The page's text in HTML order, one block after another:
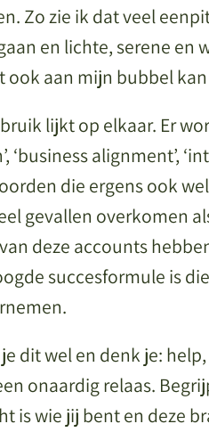
Zo zie ik dat veel
en lichte, serene en
ook aan mijn bubbel
lijkt op elkaar. Er
‘business alignment’,
die ergens ook
gevallen overkomen
deze accounts
succesformule is
dit wel en denk je:
onaardig relaas.
is wie jij bent en deze